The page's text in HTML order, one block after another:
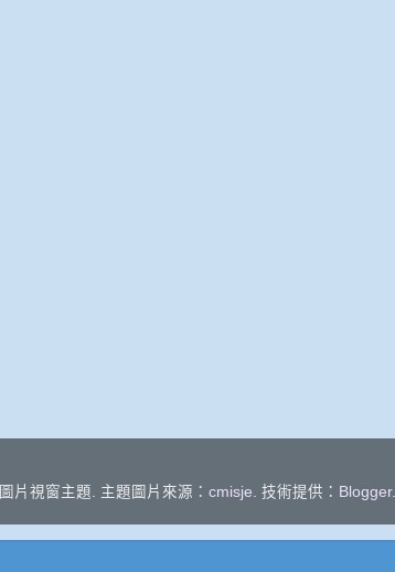
圖片視窗主題. 主題圖片來源： cmisje . 技術提供： Blogger.